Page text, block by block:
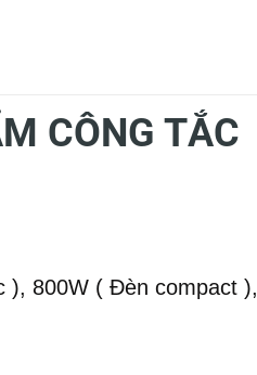
CÔNG TẮC
), 800W ( Đèn compact ),